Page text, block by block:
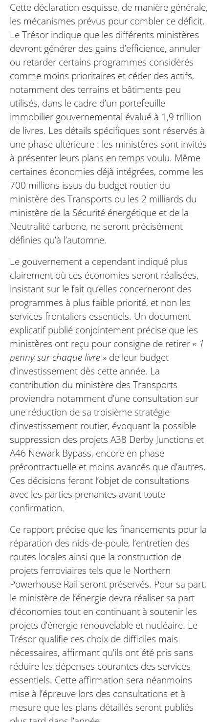
Cette déclaration esquisse, de manière générale,
les mécanismes prévus pour combler ce déficit.
Le Trésor indique que les différents ministères
devront générer des gains d’efficience, annuler
ou retarder certains programmes considérés
comme moins prioritaires et céder des actifs,
notamment des terrains et bâtiments peu
utilisés, dans le cadre d’un portefeuille
immobilier gouvernemental évalué à 1,9 trillion
de livres. Les détails spécifiques sont réservés à
une phase ultérieure : les ministères sont invités
à présenter leurs plans en temps voulu. Même
certaines économies déjà intégrées, comme les
700 millions issus du budget routier du
ministère des Transports ou les 2 milliards du
ministère de la Sécurité énergétique et de la
Neutralité carbone, ne seront précisément
définies qu’à l’automne.
Le gouvernement a cependant indiqué plus
clairement où ces économies seront réalisées,
insistant sur le fait qu’elles concerneront des
programmes à plus faible priorité, et non les
services frontaliers essentiels. Un document
explicatif publié conjointement précise que les
ministères ont reçu pour consigne de retirer« 1
penny sur chaque livre » de leur budget
d’investissement dès cette année. La
contribution du ministère des Transports
proviendra notamment d’une consultation sur
une réduction de sa troisième stratégie
d’investissement routier, évoquant la possible
suppression des projets A38 Derby Junctions et
A46 Newark Bypass, encore en phase
précontractuelle et moins avancés que d’autres.
Ces décisions feront l’objet de consultations
avec les parties prenantes avant toute
confirmation.
Ce rapport précise que les financements pour la
réparation des nids-de-poule, l’entretien des
routes locales ainsi que la construction de
projets ferroviaires tels que le Northern
Powerhouse Rail seront préservés. Pour sa part,
le ministère de l’énergie devra réaliser sa part
d’économies tout en continuant à soutenir les
projets d’énergie renouvelable et nucléaire. Le
Trésor qualifie ces choix de difficiles mais
nécessaires, affirmant qu’ils ont été pris sans
réduire les dépenses courantes des services
essentiels. Cette affirmation sera néanmoins
mise à l’épreuve lors des consultations et à
mesure que les plans détaillés seront publiés